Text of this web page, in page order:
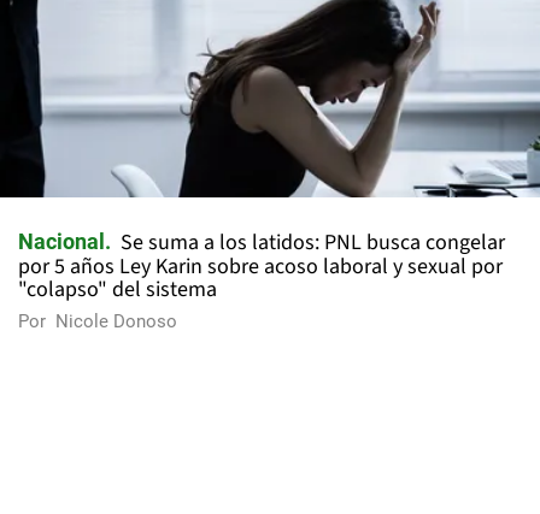
Nacional
Se suma a los latidos: PNL busca congelar
por 5 años Ley Karin sobre acoso laboral y sexual por
"colapso" del sistema
Por Nicole Donoso